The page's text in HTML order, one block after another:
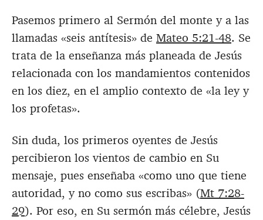
Pasemos primero al Sermón del monte y a las
llamadas «seis antítesis» de Mateo 5:21-48. Se
trata de la enseñanza más planeada de Jesús
relacionada con los mandamientos contenidos
en los diez, en el amplio contexto de «la ley y
los profetas».
Sin duda, los primeros oyentes de Jesús
percibieron los vientos de cambio en Su
mensaje, pues enseñaba «como uno que tiene
autoridad, y no como sus escribas» (Mt 7:28-
29). Por eso, en Su sermón más célebre, Jesús